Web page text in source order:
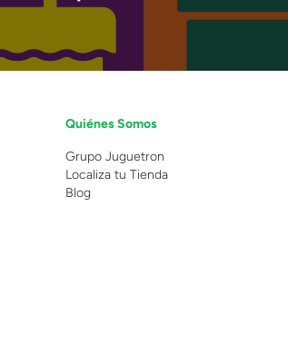
Quiénes Somos
Grupo Juguetron
Localiza tu Tienda
Blog